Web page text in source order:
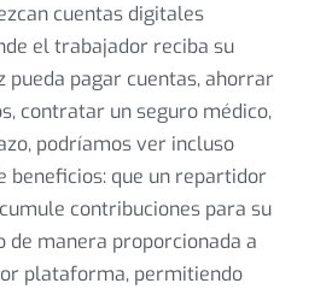
cuentas digitales
el trabajador reciba su
pueda pagar cuentas, ahorrar
contratar un seguro médico,
podríamos ver incluso
beneficios: que un repartidor
contribuciones para su
de manera proporcionada a
plataforma, permitiendo